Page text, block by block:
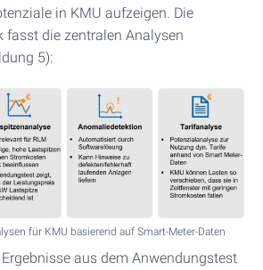
in KMU aufzeigen. Die
fasst die zentralen Analysen
5):
für KMU basierend auf Smart-Meter-Daten
aus dem Anwendungstest